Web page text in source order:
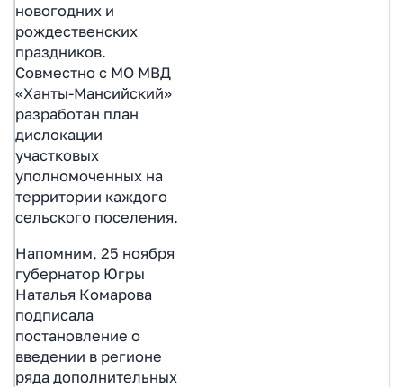
новогодних и
рождественских
праздников.
Совместно с МО МВД
«Ханты-Мансийский»
разработан план
дислокации
участковых
уполномоченных на
территории каждого
сельского поселения.
Напомним, 25 ноября
губернатор Югры
Наталья Комарова
подписала
постановление о
введении в регионе
ряда дополнительных